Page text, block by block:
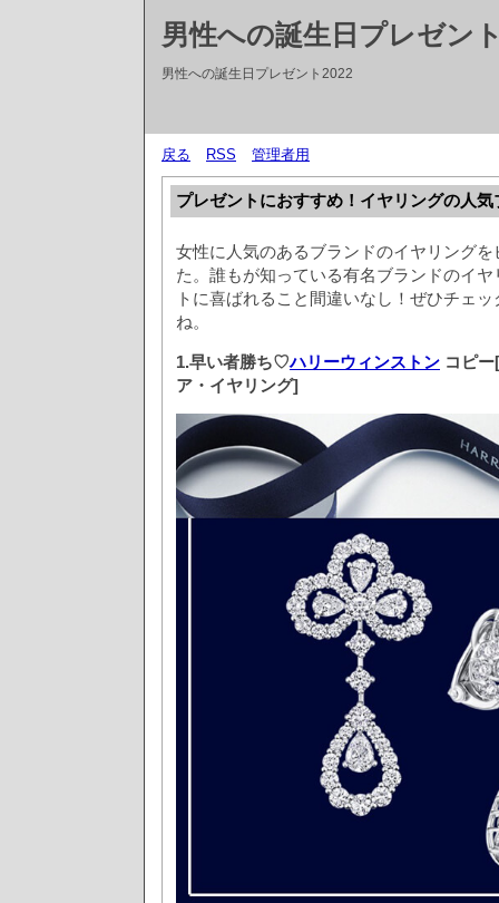
男性への誕生日プレゼン
男性への誕生日プレゼント2022
戻る RSS 管理者用
プレゼントにおすすめ！イヤリングの人気
女性に人気のあるブランドのイヤリング
た。誰もが知っている有名ブランドのイ
トに喜ばれること間違いなし！ぜひチェ
ね。
1.早い者勝ち♡ハリーウィンストン コピ
ア・イヤリング]